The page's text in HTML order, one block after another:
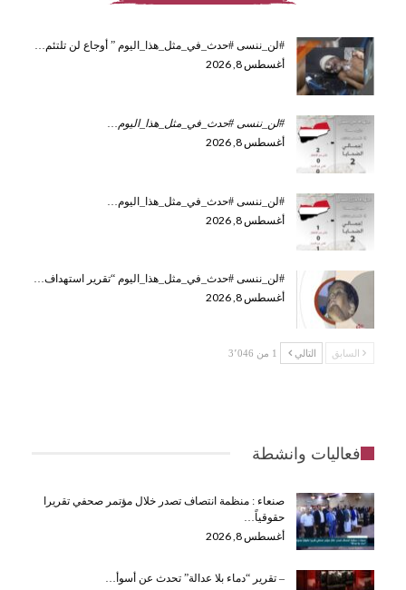
#لن_ننسى #حدث_في_مثل_هذا_اليوم ” أوجاع لن تلتئم…
أغسطس 8, 2026
#لن_ننسى #حدث_في_مثل_هذا_اليوم…
أغسطس 8, 2026
#لن_ننسى #حدث_في_مثل_هذا_اليوم…
أغسطس 8, 2026
#لن_ننسى #حدث_في_مثل_هذا_اليوم “تقرير استهداف…
أغسطس 8, 2026
السابق التالي 1 من 3٬046
فعاليات وانشطة
صنعاء : منظمة انتصاف تصدر خلال مؤتمر صحفي تقريرا
حقوقياً…
أغسطس 8, 2026
– تقرير “دماء بلا عدالة” تحدث عن أسوأ…